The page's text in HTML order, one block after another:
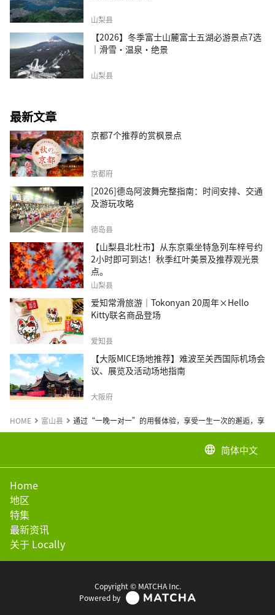
山梨县
【2026】冬季富士山麓富士五湖必游景点7选
｜滑雪・温泉・绝景
山梨县
最新文章
京都7个推荐的赏枫景点
京都府
[2026]德岛阿波舞完整指南：时间安排、交通
及游玩攻略
德岛县
【山梨县北杜市】从东京乘坐特急列车梓号约
2小时即可到达！秋季红叶美景及推荐观光景
点。
山梨县
爱知常滑旅游｜Tokonyan 20周年×Hello
Kitty联名商品登场
爱知县
【大阪MICE场地推荐】难波至关西国际机场会
议、展览及活动场地指南
大阪府
HOME 富山县 通过“一晚一对一”的用餐体验，享受一生一次的邂逅，享受
language 简体中文
Home
地区
特集
最新资讯
关于 Locally
Copyright © MATCHA Inc.
Powered by